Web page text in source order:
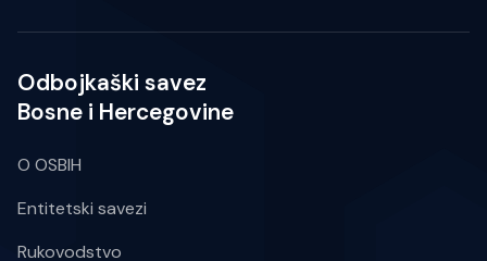
Odbojkaški savez
Bosne i Hercegovine
O OSBIH
Entitetski savezi
Rukovodstvo